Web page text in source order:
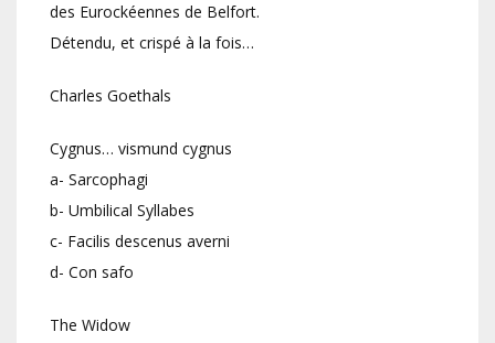
des Eurockéennes de Belfort.
Détendu, et crispé à la fois…
Charles Goethals
Cygnus… vismund cygnus
a- Sarcophagi
b- Umbilical Syllabes
c- Facilis descenus averni
d- Con safo
The Widow